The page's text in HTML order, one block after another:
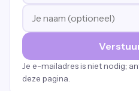
Je e-mailadres is niet nodig;
deze pagina.